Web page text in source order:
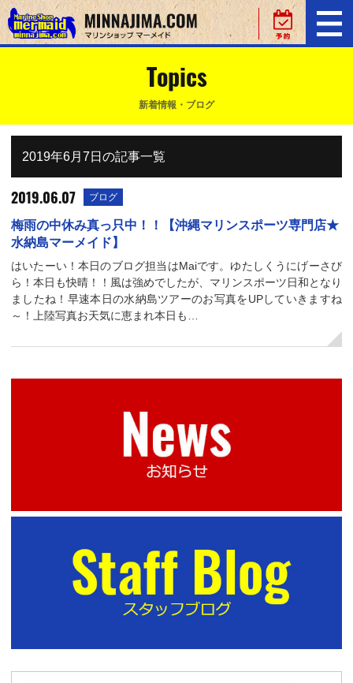
Topics
新着情報・ブログ
2019年6月7日の記事一覧
2019.06.07 ブログ
梅雨の中休み真っ只中！！【沖縄マリンスポーツ専門店★
水納島マーメイド】
はいたーい！本日のブログ担当はMaiです。ゆたしくうにげーさび
ら！本日も快晴！！風は強めでしたが、マリンスポーツ日和となり
ましたね！早速本日の水納島ツアーのお写真をUPしていきますね
～！上陸写真お天気に恵まれ本日も…